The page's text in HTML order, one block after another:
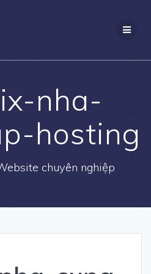
nha-
hosting
chuyên nghiệp